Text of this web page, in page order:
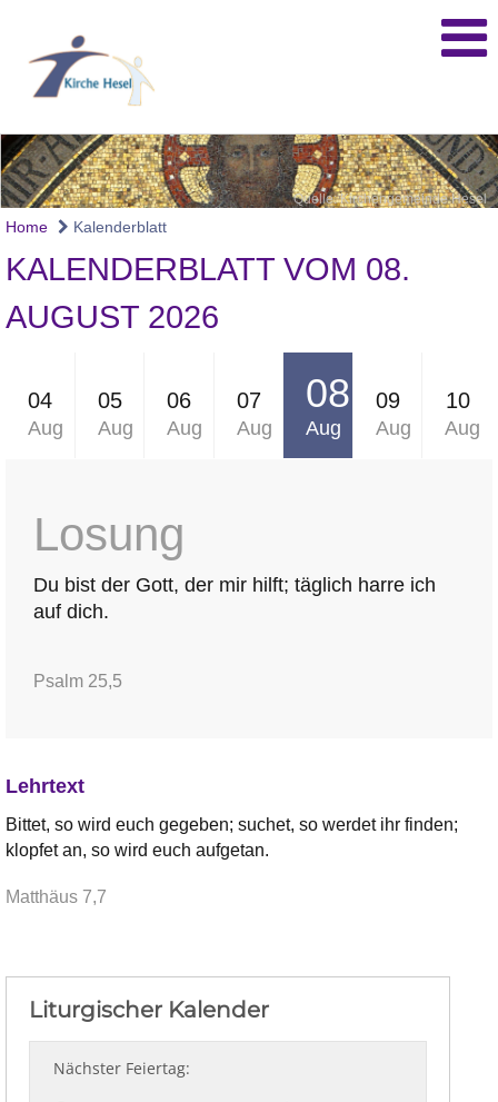
Quelle: Kirchengemeinde Hesel
Home Kalenderblatt
KALENDERBLATT VOM 08.
AUGUST 2026
04
Aug
05
Aug
06
Aug
07
Aug
08
Aug
09
Aug
10
Aug
Losung
Du bist der Gott, der mir hilft; täglich harre ich
auf dich.
Psalm 25,5
Lehrtext
Bittet, so wird euch gegeben; suchet, so werdet ihr finden;
klopfet an, so wird euch aufgetan.
Matthäus 7,7